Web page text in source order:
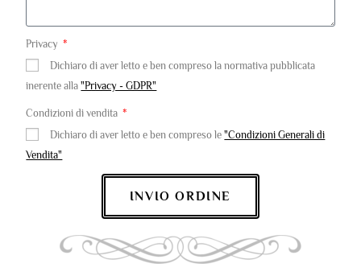
Privacy
Dichiaro di aver letto e ben compreso la normativa pubblicata
inerente alla"Privacy - GDPR"
Condizioni di vendita
Dichiaro di aver letto e ben compreso le"Condizioni Generali di
Vendita"
INVIO ORDINE